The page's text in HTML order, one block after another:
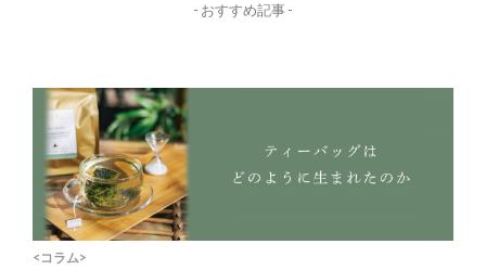
- おすすめ記事 -
<コラム>